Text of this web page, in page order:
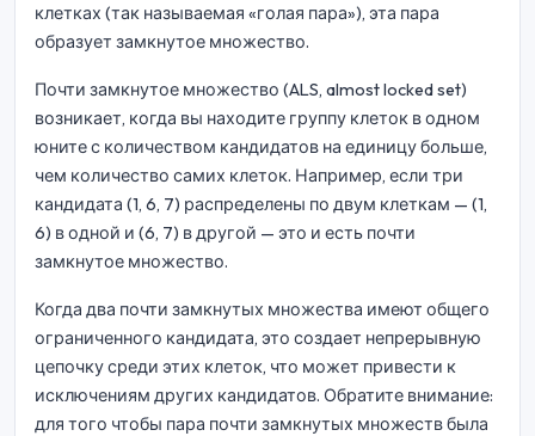
клетках (так называемая «голая пара»), эта пара
образует замкнутое множество.
Почти замкнутое множество (ALS, almost locked set)
возникает, когда вы находите группу клеток в одном
юните с количеством кандидатов на единицу больше,
чем количество самих клеток. Например, если три
кандидата (1, 6, 7) распределены по двум клеткам — (1,
6) в одной и (6, 7) в другой — это и есть почти
замкнутое множество.
Когда два почти замкнутых множества имеют общего
ограниченного кандидата, это создает непрерывную
цепочку среди этих клеток, что может привести к
исключениям других кандидатов. Обратите внимание:
для того чтобы пара почти замкнутых множеств была